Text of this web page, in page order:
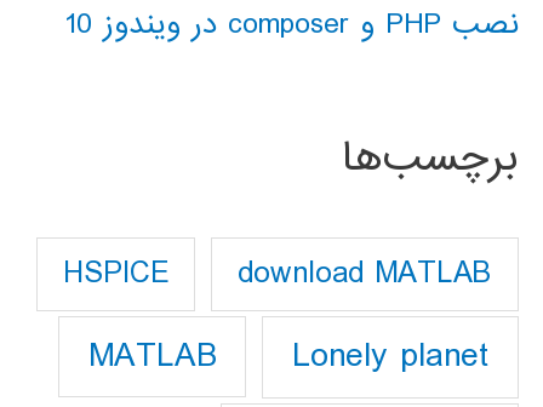
نصب PHP و composer در ویندوز 10
برچسب‌ها
download MATLAB
HSPICE
Lonely planet
MATLAB